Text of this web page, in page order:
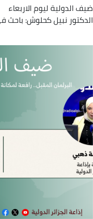
ضيف الدولية ليوم الاربعاء
الدكتور نبيل كحلوش: باحث